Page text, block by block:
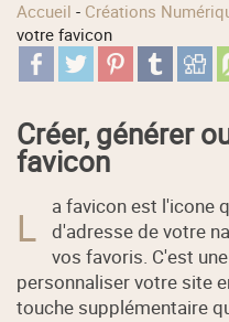
Accueil - Créations
votre favicon
Créer, générer
favicon
L
a favicon est l'icone
d'adresse de votre
vos favoris. C'est
personnaliser votre site
touche supplémentaire